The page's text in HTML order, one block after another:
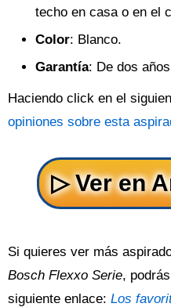
techo en casa o en el
Color: Blanco.
Garantía: De dos
Haciendo click en el
opiniones sobre esta
Si quieres ver más
Bosch Flexxo Serie,
siguiente enlace: Los